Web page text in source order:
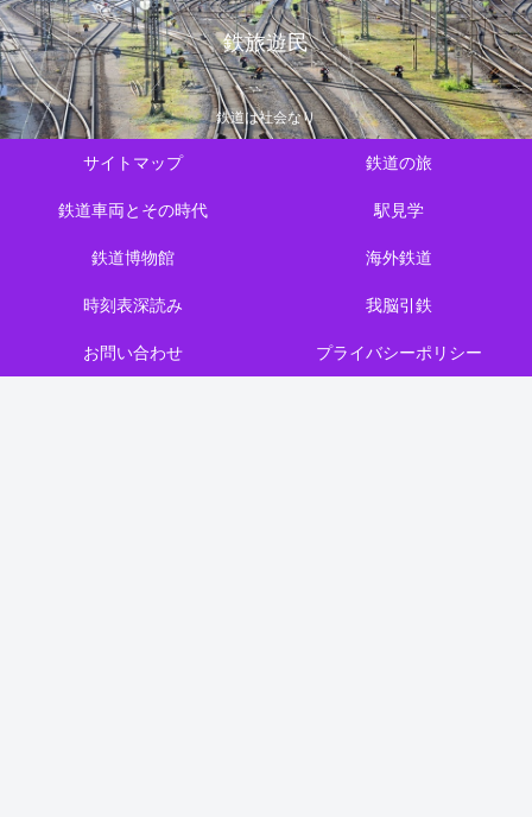
鉄旅遊民
鉄道は社会なり
サイトマップ 鉄道の旅
鉄道車両とその時代 駅見学
鉄道博物館 海外鉄道
時刻表深読み 我脳引鉄
お問い合わせ プライバシーポリシー